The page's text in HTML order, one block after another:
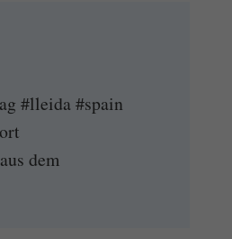
#lleida #spain
dem